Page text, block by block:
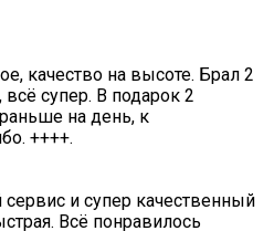
качество на высоте. Брал 2
супер. В подарок 2
на день, к
++++.
и супер качественный
Всё понравилось